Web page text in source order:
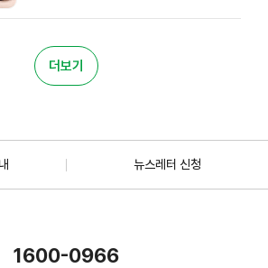
더보기
뉴스레터 신청
1600-0966